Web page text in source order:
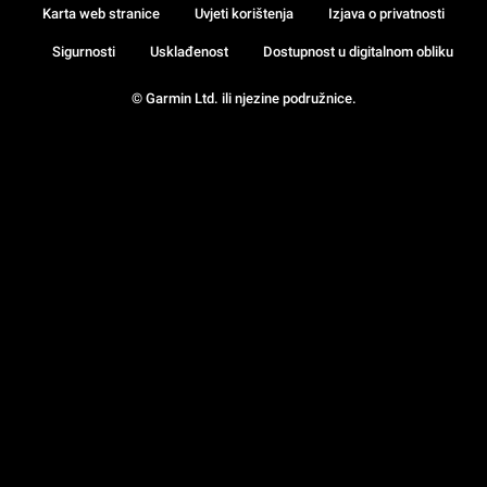
© Garmin Ltd. ili njezine podružnice.
Karta web stranice Uvjeti korištenja Izjava o privatnosti
Sigurnosti Usklađenost Dostupnost u digitalnom obliku